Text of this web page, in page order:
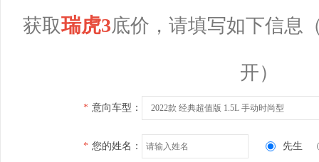
获取瑞虎3底价，请填写如下信息
开）
* 意向车型： 2022款 经典超值版 1.5L 手动时尚型
* 您的姓名： 先生